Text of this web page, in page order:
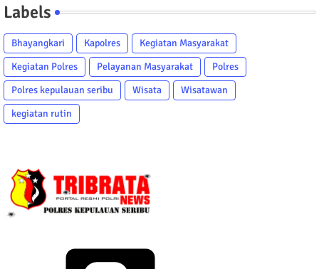
Labels
Bhayangkari Kapolres
Kegiatan Masyarakat
Kegiatan Polres
Pelayanan Masyarakat
Polres
Polres kepulauan seribu
Wisata
Wisatawan
kegiatan rutin